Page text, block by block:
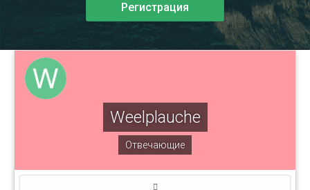
Регистрация
Weelplauche
Отвечающие